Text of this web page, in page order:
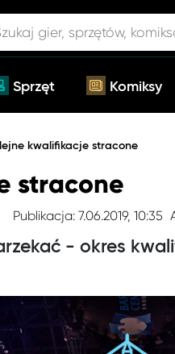
Sprzęt Komiksy
kwalifikacje stracone
stracone
Publikacja: 7.06.2019, 10:35
- okres